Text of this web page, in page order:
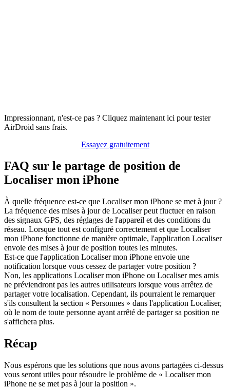
Impressionnant, n'est-ce pas ? Cliquez maintenant ici pour tester
AirDroid sans frais.
Essayez gratuitement
FAQ sur le partage de position de
Localiser mon iPhone
À quelle fréquence est-ce que Localiser mon iPhone se met à jour ?
La fréquence des mises à jour de Localiser peut fluctuer en raison
des signaux GPS, des réglages de l'appareil et des conditions du
réseau. Lorsque tout est configuré correctement et que Localiser
mon iPhone fonctionne de manière optimale, l'application Localiser
envoie des mises à jour de position toutes les minutes.
Est-ce que l'application Localiser mon iPhone envoie une
notification lorsque vous cessez de partager votre position ?
Non, les applications Localiser mon iPhone ou Localiser mes amis
ne préviendront pas les autres utilisateurs lorsque vous arrêtez de
partager votre localisation. Cependant, ils pourraient le remarquer
s'ils consultent la section « Personnes » dans l'application Localiser,
où le nom de toute personne ayant arrêté de partager sa position ne
s'affichera plus.
Récap
Nous espérons que les solutions que nous avons partagées ci-dessus
vous seront utiles pour résoudre le problème de « Localiser mon
iPhone ne se met pas à jour la position ».